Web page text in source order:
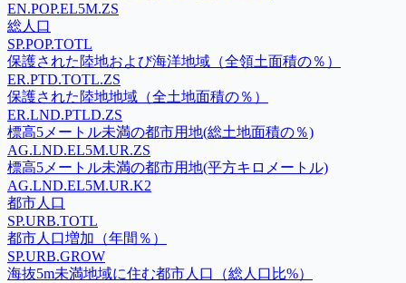
EN.POP.EL5M.ZS
総人口
SP.POP.TOTL
保護された陸地および海洋地域（全領土面積の％）
ER.PTD.TOTL.ZS
保護された陸地地域（全土地面積の％）
ER.LND.PTLD.ZS
標高5メートル未満の都市用地(総土地面積の％)
AG.LND.EL5M.UR.ZS
標高5メートル未満の都市用地(平方キロメートル)
AG.LND.EL5M.UR.K2
都市人口
SP.URB.TOTL
都市人口増加（年間％）
SP.URB.GROW
海抜5m未満地域に住む都市人口（総人口比%）